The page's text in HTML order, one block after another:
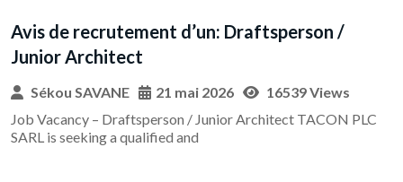
/
Views
TACON PLC